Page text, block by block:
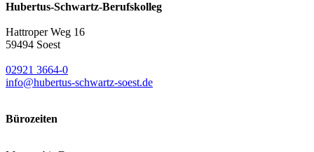
Hubertus-Schwartz-Berufskolleg
Hattroper Weg 16
59494 Soest
02921 3664-0
info@hubertus-schwartz-soest.de
Bürozeiten